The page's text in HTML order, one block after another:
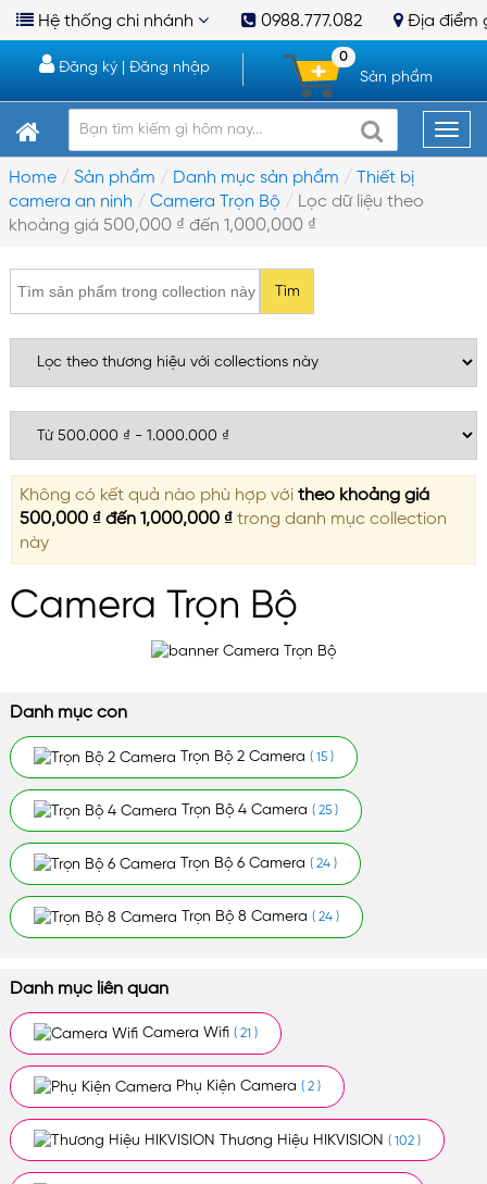
Hệ thống chi nhánh 0988.777.082 Địa điểm
Đăng ký Đăng nhập
0
Sản phẩm
Home Sản phẩm Danh mục sản phẩm
Thiết bị
camera an ninh
Camera Trọn Bộ
Lọc dữ liệu theo
khoảng giá 500,000 ₫ đến 1,000,000 ₫
Không có kết quả nào phù hợp với theo khoảng giá
500,000 ₫ đến 1,000,000 ₫ trong danh mục collection
này
Camera Trọn Bộ
Danh mục con
Trọn Bộ 2 Camera ( 15 )
Trọn Bộ 4 Camera ( 25 )
Trọn Bộ 6 Camera ( 24 )
Trọn Bộ 8 Camera ( 24 )
Danh mục liên quan
Camera Wifi ( 21 )
Phụ Kiện Camera ( 2 )
Thương Hiệu HIKVISION ( 102 )